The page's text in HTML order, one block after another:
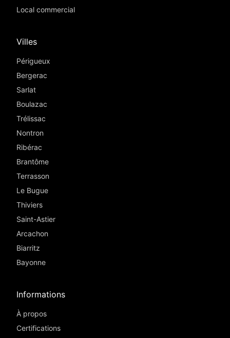
Local commercial
Villes
Périgueux
Bergerac
Sarlat
Boulazac
Trélissac
Nontron
Ribérac
Brantôme
Terrasson
Le Bugue
Thiviers
Saint-Astier
Arcachon
Biarritz
Bayonne
Informations
À propos
Certifications